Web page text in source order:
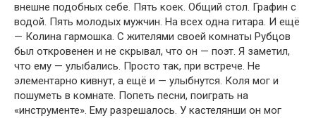
внешне подобных себе. Пять коек. Общий стол. Графин с
водой. Пять молодых мужчин. На всех одна гитара. И ещё
— Колина гармошка. С жителями своей комнаты Рубцов
был откровенен и не скрывал, что он — поэт. Я заметил,
что ему — улыбались. Просто так, при встрече. Не
элементарно кивнут, а ещё и — улыбнутся. Коля мог и
пошуметь в комнате. Попеть песни, поиграть на
«инструменте». Ему разрешалось. У кастелянши он мог